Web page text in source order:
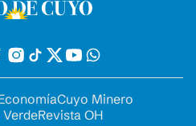
Cuyo Minero
Revista OH